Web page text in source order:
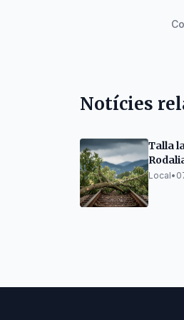
Notícies
Talla
caigut
Local•